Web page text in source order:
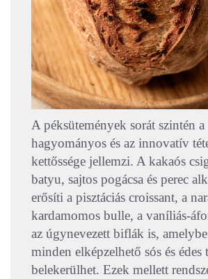
A péksütemények sorát szintén a
hagyományos és az innovatív
kettőssége jellemzi. A kakaós
batyu, sajtos pogácsa és perec
erősíti a pisztáciás croissant, a
kardamomos bulle, a vaníliás-
az úgynevezett biflák is,
minden elképzelhető sós és édes
belekerülhet. Ezek mellett